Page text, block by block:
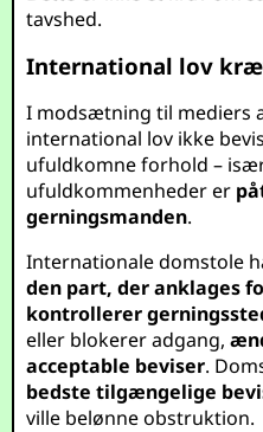
tavshed.
International lov
I modsætning til mediers
international lov ikke
ufuldkomne forhold –
ufuldkommenheder er
gerningsmanden.
Internationale domstole
den part, der anklages
kontrollerer
eller blokerer adgang,
acceptable beviser.
bedste tilgængelige
ville belønne obstruktion.